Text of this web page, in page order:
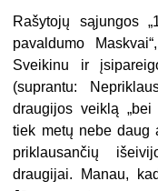
Rašytojų sąjungos
pavaldumo
Sveikinu ir
(suprantu:
draugijos veiklą „bei
tiek metų nebe daug
priklausančių
draugijai. Manau,